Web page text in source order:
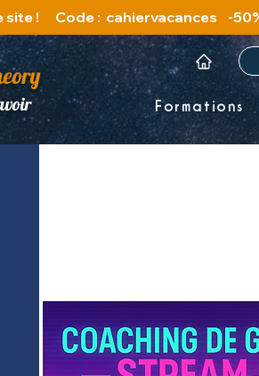
site !      Code :  cahiervacances
Formations